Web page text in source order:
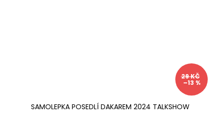
29 KČ
–13 %
SAMOLEPKA POSEDLÍ DAKAREM 2024 TALKSHOW